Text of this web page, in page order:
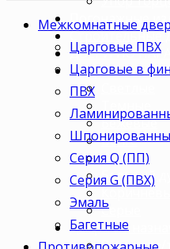
Погонажные
Строительные
ДВЕРИ ПО
Двери по
Бежевые
Венге
Орех
Беленый
Коричневые
Серые
Двери по
В ванную/
Межкомнатные
Царговые ПВХ
Царговые в
ПВХ
Серия Q (ПП)
Серия G (ПВХ)
Эмаль
Багетные